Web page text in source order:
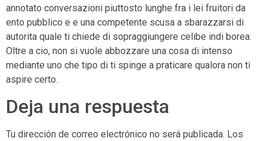
annotato conversazioni piuttosto lunghe fra i lei fruitori da
ento pubblico e e una competente scusa a sbarazzarsi di
autorita quale ti chiede di sopraggiungere celibe indi borea.
Oltre a cio, non si vuole abbozzare una cosa di intenso
mediante uno che tipo di ti spinge a praticare qualora non ti
aspire certo.
Deja una respuesta
Tu dirección de correo electrónico no será publicada. Los